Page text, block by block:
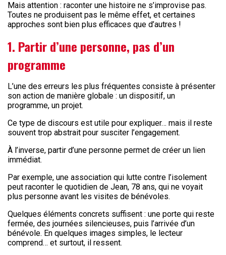
Mais attention : raconter une histoire ne s’improvise pas.
Toutes ne produisent pas le même effet, et certaines
approches sont bien plus efficaces que d’autres !
1. Partir d’une personne, pas d’un
programme
L’une des erreurs les plus fréquentes consiste à présenter
son action de manière globale : un dispositif, un
programme, un projet.
Ce type de discours est utile pour expliquer… mais il reste
souvent trop abstrait pour susciter l’engagement.
À l’inverse, partir d’une personne permet de créer un lien
immédiat.
Par exemple, une association qui lutte contre l’isolement
peut raconter le quotidien de Jean, 78 ans, qui ne voyait
plus personne avant les visites de bénévoles.
Quelques éléments concrets suffisent : une porte qui reste
fermée, des journées silencieuses, puis l’arrivée d’un
bénévole. En quelques images simples, le lecteur
comprend… et surtout, il ressent.